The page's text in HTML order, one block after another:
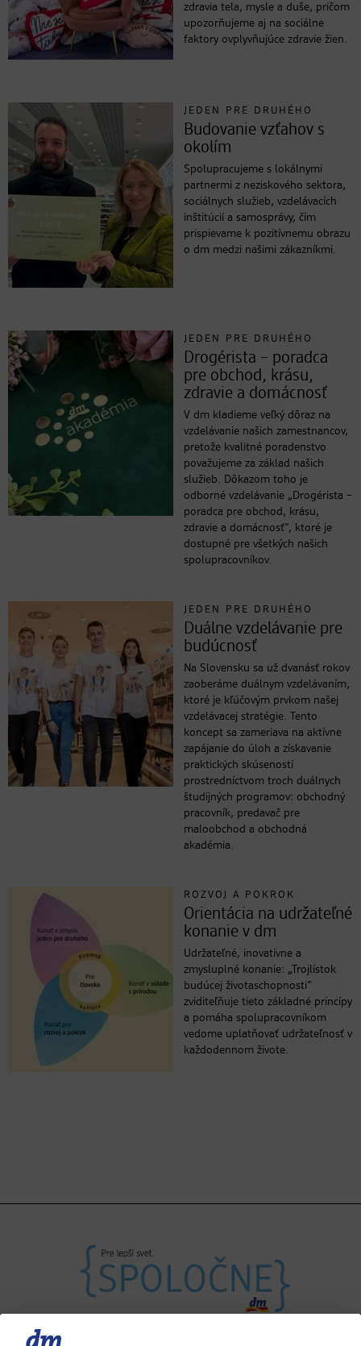
zdravia tela, mysle a duše, pričom
upozorňujeme aj na sociálne
faktory ovplyvňujúce zdravie žien.
JEDEN PRE DRUHÉHO
Budovanie vzťahov s
okolím
Spolupracujeme s lokálnymi
partnermi z neziskového sektora,
sociálnych služieb, vzdelávacích
inštitúcií a samosprávy, čím
prispievame k pozitívnemu obrazu
o dm medzi našimi zákazníkmi.
JEDEN PRE DRUHÉHO
Drogérista – poradca
pre obchod, krásu,
zdravie a domácnosť
V dm kladieme veľký dôraz na
vzdelávanie našich zamestnancov,
pretože kvalitné poradenstvo
považujeme za základ našich
služieb. Dôkazom toho je
odborné vzdelávanie „Drogérista –
poradca pre obchod, krásu,
zdravie a domácnosť“, ktoré je
dostupné pre všetkých našich
spolupracovníkov.
JEDEN PRE DRUHÉHO
Duálne vzdelávanie pre
budúcnosť
Na Slovensku sa už dvanásť rokov
zaoberáme duálnym vzdelávaním,
ktoré je kľúčovým prvkom našej
vzdelávacej stratégie. Tento
koncept sa zameriava na aktívne
zapájanie do úloh a získavanie
praktických skúseností
prostredníctvom troch duálnych
študijných programov: obchodný
pracovník, predavač pre
maloobchod a obchodná
akadémia.
ROZVOJ A POKROK
Orientácia na udržateľné
konanie v dm
Udržateľné, inovatívne a
zmysluplné konanie: „Trojlístok
budúcej životaschopnosti“
zviditeľňuje tieto základné princípy
a pomáha spolupracovníkom
vedome uplatňovať udržateľnosť v
každodennom živote.